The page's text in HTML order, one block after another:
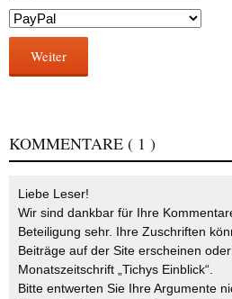
Weiter
KOMMENTARE ( 1 )
Liebe Leser!
Wir sind dankbar für Ihre
Beteiligung sehr. Ihre Zuschriften
Beiträge auf der Site erscheinen
Monatszeitschrift „Tichys Einblick“.
Bitte entwerten Sie Ihre Argumente